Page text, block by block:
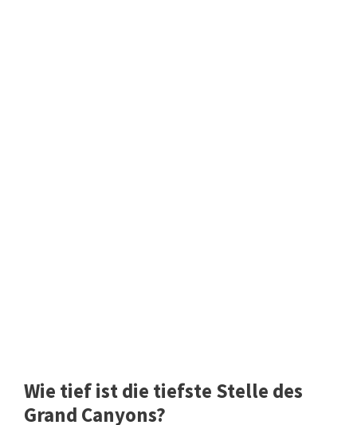
Wie tief ist die tiefste Stelle des
Grand Canyons?